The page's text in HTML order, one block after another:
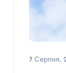
7 Серпня,